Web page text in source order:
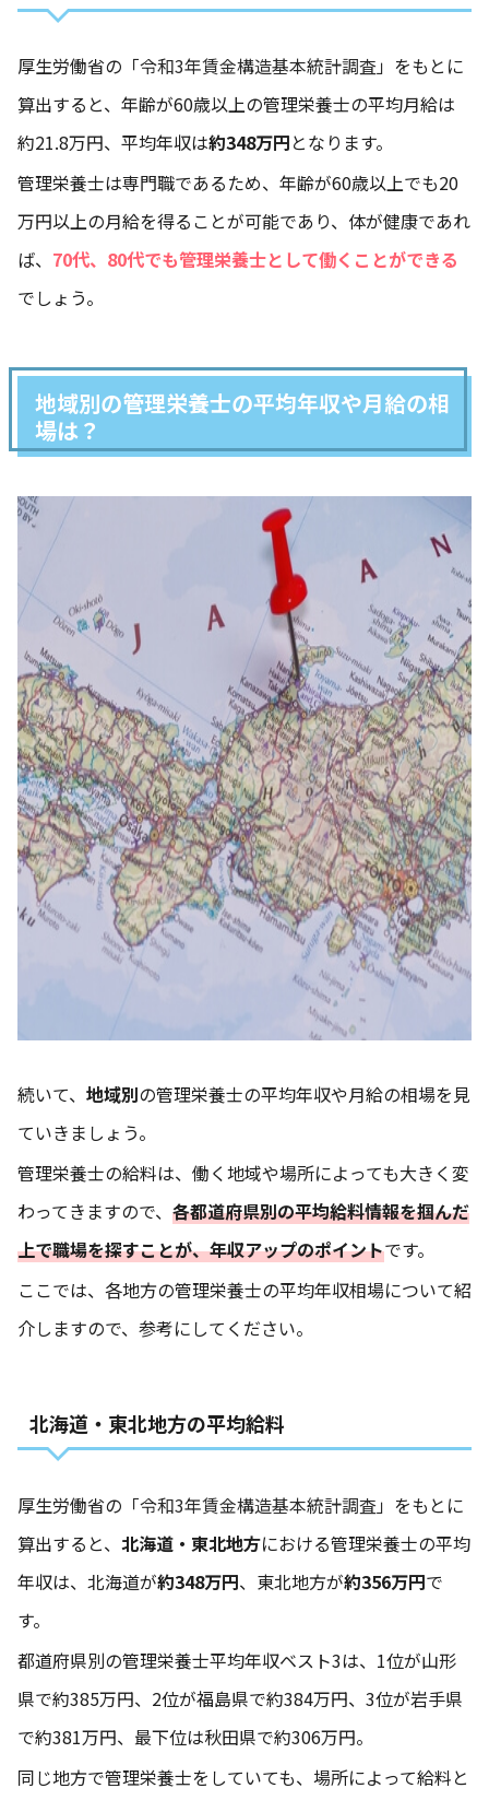
厚生労働省の 「令和3年賃金構造基本統計調査」 をもとに
算出すると、年齢が60歳以上の管理栄養士の平均月給は
約21.8万円、平均年収は約348万円となります。
管理栄養士は専門職であるため、年齢が60歳以上でも20
万円以上の月給を得ることが可能であり、体が健康であれ
ば、 70代、80代でも管理栄養士として働くことができる
でしょう。
地域別の管理栄養士の平均年収や月給の相
場は？
続いて、 地域別の管理栄養士の平均年収や月給の相場を見
ていきましょう。
管理栄養士の給料は、働く地域や場所によっても大きく変
わってきますので、 各都道府県別の平均給料情報を掴んだ
上で職場を探すことが、年収アップのポイントです。
ここでは、各地方の管理栄養士の平均年収相場について紹
介しますので、参考にしてください。
北海道・東北地方の平均給料
厚生労働省の 「令和3年賃金構造基本統計調査」 をもとに
算出すると、 北海道・東北地方における管理栄養士の平均
年収は、北海道が約348万円、東北地方が約356万円で
す。
都道府県別の管理栄養士平均年収ベスト3は、1位が山形
県で約385万円、2位が福島県で約384万円、3位が岩手県
で約381万円、最下位は秋田県で約306万円。
同じ地方で管理栄養士をしていても、場所によって給料と